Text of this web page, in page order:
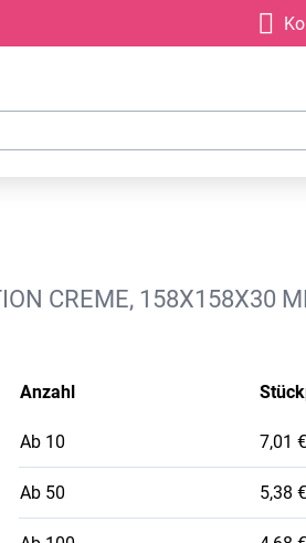
CREME, 158X158X30
Anzahl
Ab 10 7,01
Ab 50 5,38